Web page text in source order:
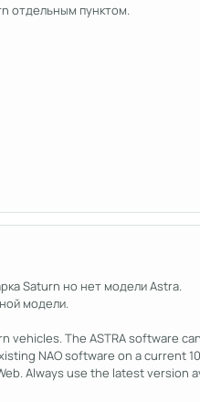
отдельным пунктом.
Saturn но нет модели Astra.
модели.
The ASTRA software
NAO software on a current
Always use the latest version